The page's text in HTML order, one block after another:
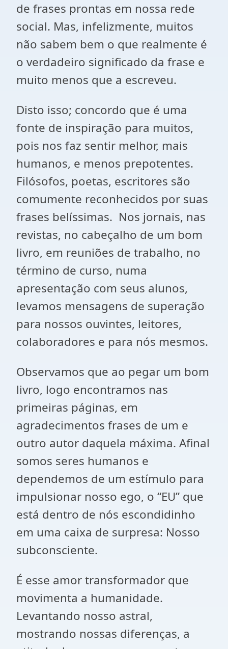
de frases prontas em nossa rede
social. Mas, infelizmente, muitos
não sabem bem o que realmente é
o verdadeiro significado da frase e
muito menos que a escreveu.
Disto isso; concordo que é uma
fonte de inspiração para muitos,
pois nos faz sentir melhor, mais
humanos, e menos prepotentes.
Filósofos, poetas, escritores são
comumente reconhecidos por suas
frases belíssimas. Nos jornais, nas
revistas, no cabeçalho de um bom
livro, em reuniões de trabalho, no
término de curso, numa
apresentação com seus alunos,
levamos mensagens de superação
para nossos ouvintes, leitores,
colaboradores e para nós mesmos.
Observamos que ao pegar um bom
livro, logo encontramos nas
primeiras páginas, em
agradecimentos frases de um e
outro autor daquela máxima. Afinal
somos seres humanos e
dependemos de um estímulo para
impulsionar nosso ego, o “EU” que
está dentro de nós escondidinho
em uma caixa de surpresa: Nosso
subconsciente.
É esse amor transformador que
movimenta a humanidade.
Levantando nosso astral,
mostrando nossas diferenças, a